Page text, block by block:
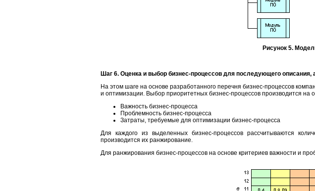
Рисунок 5.
Шаг 6. Оценка и выбор бизнес-процессов для последующего описания,
На этом шаге на основе разработанного перечня бизнес-процессов
и оптимизации. Выбор приоритетных бизнес-процессов производится на
Важность бизнес-процесса
Проблемность бизнес-процесса
Затраты, требуемые для оптимизации бизнес-процесса
Для каждого из выделенных бизнес-процессов рассчитываются
производится их ранжирование.
Для ранжирования бизнес-процессов на основе критериев важности и